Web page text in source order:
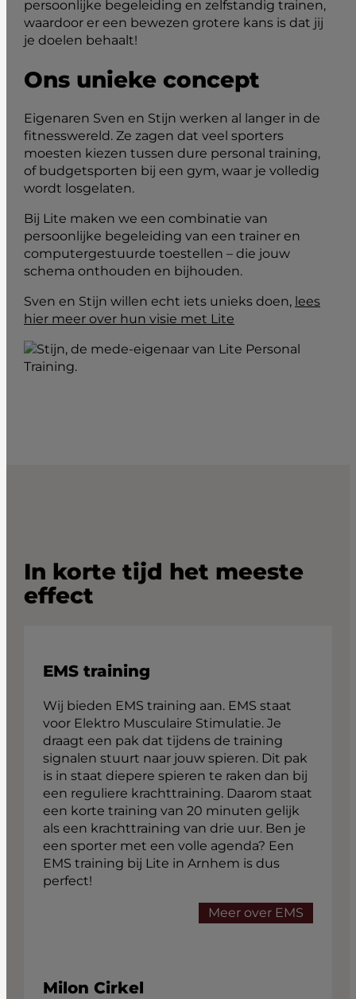
persoonlijke begeleiding en zelfstandig trainen,
waardoor er een bewezen grotere kans is dat jij
je doelen behaalt!
Ons unieke concept
Eigenaren Sven en Stijn werken al langer in de
fitnesswereld. Ze zagen dat veel sporters
moesten kiezen tussen dure personal training,
of budgetsporten bij een gym, waar je volledig
wordt losgelaten.
Bij Lite maken we een combinatie van
persoonlijke begeleiding van een trainer en
computergestuurde toestellen – die jouw
schema onthouden en bijhouden.
Sven en Stijn willen echt iets unieks doen, lees
hier meer over hun visie met Lite
In korte tijd het meeste
effect
EMS training
Wij bieden EMS training aan. EMS staat
voor Elektro Musculaire Stimulatie. Je
draagt een pak dat tijdens de training
signalen stuurt naar jouw spieren. Dit pak
is in staat diepere spieren te raken dan bij
een reguliere krachttraining. Daarom staat
een korte training van 20 minuten gelijk
als een krachttraining van drie uur. Ben je
een sporter met een volle agenda? Een
EMS training bij Lite in Arnhem is dus
perfect!
Meer over EMS
Milon Cirkel